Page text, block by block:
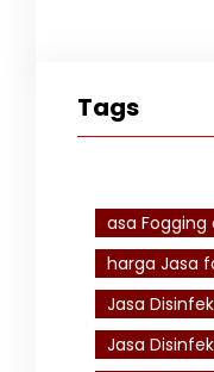
Tags
asa Fogging
harga Jasa
Jasa
Jasa